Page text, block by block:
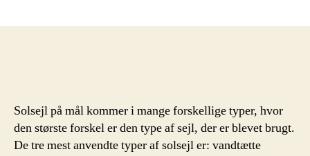
Solsejl på mål kommer i mange forskellige typer, hvor
den største forskel er den type af sejl, der er blevet brugt.
De tre mest anvendte typer af solsejl er: vandtætte